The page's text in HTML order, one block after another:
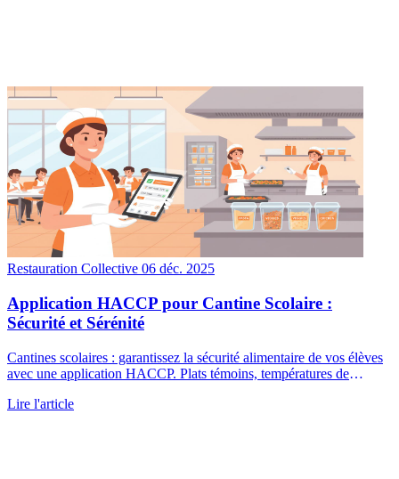
Restauration Collective 06 déc. 2025
Application HACCP pour Cantine Scolaire :
Sécurité et Sérénité
Cantines scolaires : garantissez la sécurité alimentaire de vos élèves
avec une application HACCP. Plats témoins, températures de
Lire l'article